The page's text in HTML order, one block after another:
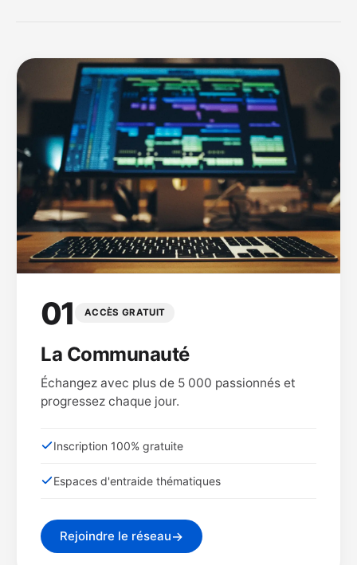
01 ACCÈS GRATUIT
La Communauté
Échangez avec plus de 5 000 passionnés et
progressez chaque jour.
Inscription 100% gratuite
Espaces d'entraide thématiques
Rejoindre le réseau→